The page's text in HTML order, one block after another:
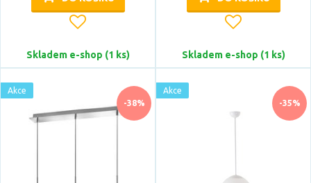
Pro prostor o velikosti
Skladem e-shop (1 ks) Skladem e-shop (1 ks)
-38%
Akce
-35%
Akce